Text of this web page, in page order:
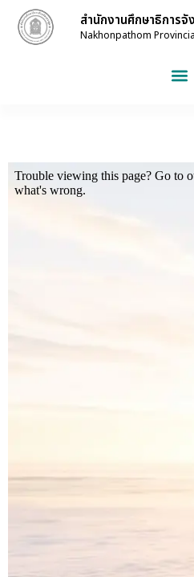
สำนักงานศึกษาธิการ
Nakhonpathom